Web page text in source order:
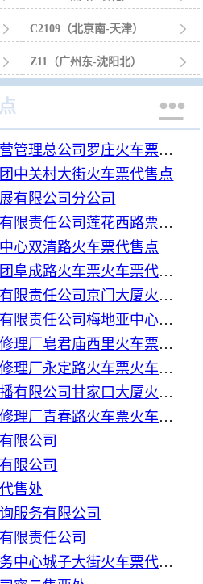
 C2109（北京南-天津） 
 Z11（广州东-沈阳北） 

理总公司罗庄火车票代售点
中关村大街火车票代售点
有限公司分公司
司莲花西路票务火车票代售点分公司
心双清路火车票代售点
成路火车票火车票代售点
任公司京门大厦火车票代售点
任公司梅地亚中心火车票代售点
皂君庙西里火车票火车票代售点
永定路火车票火车票代售点
司甘家口大厦火车票火车票代售点
青春路火车票火车票代售点
限公司
限公司
售处
服务有限公司
限责任公司
心城子大街火车票代售点